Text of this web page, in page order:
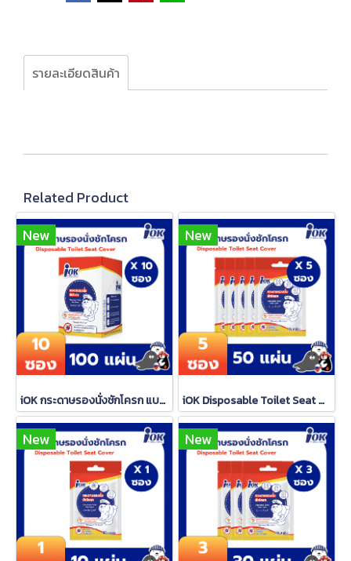
รายละเอียดสินค้า
Related Product
New
iOK กระดาษรองนั่งชักโครก แบบซองซิปล็อค 10 แผ่น/ซอง x 10 ซอง (1 กล่อง) iOK กระดาษรองนั่งชักโครก แบบซองซิปล็อค 10 แผ่น/ซอง x 10 ซอง (1 กล่อง) iOK กระดาษรองนั่งชักโครก แบบซองซิปล็อค 10 แผ่น/ซอง x 10 ซอง (1 กล่อง) iOK กระดาษรองนั่งชักโครก แบบซองซิปล็อค
New
iOK Disposable Toilet Seat Cover (10 sheets/sachet) x 5 sachets
New New